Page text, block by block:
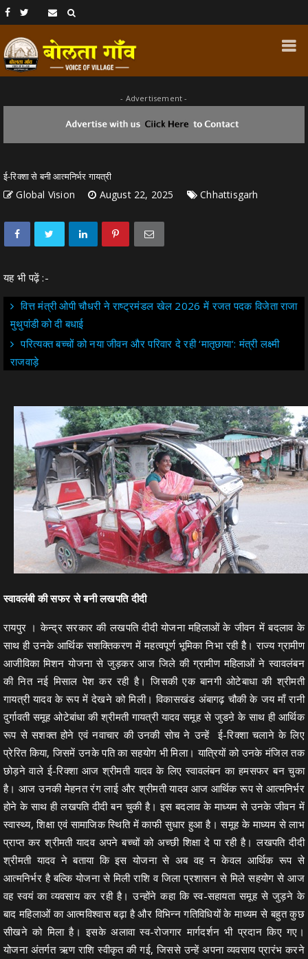
- Advertisement -
ई-रिक्शा से बनी आत्मनिर्भर गायत्री
Global Vision August 22, 2025 Chhattisgarh
यह भी पढ़ें :-
वित्त मंत्री ओपी चौधरी ने राष्ट्रमंडल खेल 2026 में रजत पदक विजेता राजा
मुथुपांडी को दी बधाई
परित्यक्त बच्चों को नया जीवन और परिवार दे रही ‘मातृछाया‘: मंत्री लक्ष्मी
राजवाड़े
स्वावलंबी की सफर से बनी लखपति दीदी
रायपुर । केन्द्र सरकार की लखपति दीदी योजना महिलाओं के जीवन में बदलाव के
साथ ही उनके आर्थिक सशक्तिकरण में महत्वपूर्ण भूमिका निभा रही हैै। राज्य ग्रामीण
आजीविका मिशन योजना से जुड़कर आज जिले की ग्रामीण महिलाओं ने स्वावलंबन
की नित नई मिसाल पेश कर रही है। जिसकी एक बानगी ओटेबाधा की श्रीमती
गायत्री यादव के रूप में देखने को मिली। विकासखंड अंबागढ़ चौकी के जय माँ रानी
दुर्गावती समूह ओटेबांधा की श्रीमती गायत्री यादव समूह से जुडऩे के साथ ही आर्थिक
रूप से सशक्त होने एवं नवाचार की उनकी सोच ने उन्हें ई-रिक्शा चलाने के लिए
प्रेरित किया, जिसमें उनके पति का सहयोग भी मिला। यात्रियों को उनके मंजिल तक
छोड़ने वाले ई-रिक्शा आज श्रीमती यादव के लिए स्वावलंबन का हमसफर बन चुका
है। आज उनकी मेहनत रंग लाई और श्रीमती यादव आज आर्थिक रूप से आत्मनिर्भर
होने के साथ ही लखपति दीदी बन चुकी है। इस बदलाव के माध्यम से उनके जीवन में
स्वास्थ्य, शिक्षा एवं सामाजिक स्थिति में काफी सुधार हुआ है। समूह के माध्यम से लाभ
प्राप्त कर श्रीमती यादव अपने बच्चों को अच्छी शिक्षा दे पा रही है। लखपति दीदी
श्रीमती यादव ने बताया कि इस योजना से अब वह न केवल आर्थिक रूप से
आत्मनिर्भर है बल्कि योजना से मिली राशि व जिला प्रशासन से मिले सहयोग से आज
वह स्वयं का व्यवसाय कर रही है। उन्होंने कहा कि स्व-सहायता समूह से जुड़ने के
बाद महिलाओं का आत्मविश्वास बढ़ा है और विभिन्न गतिविधियों के माध्यम से बहुत कुछ
सीखने को मिला है। इसके अलावा स्व-रोजगार मार्गदर्शन भी प्रदान किए गए।
योजना अंतर्गत ऋण राशि स्वीकृत की गई, जिससे उन्हें अपना व्यवसाय प्रारंभ करने